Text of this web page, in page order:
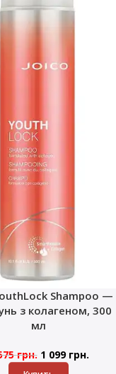
Shampoo —
з колагеном, 300
мл
грн. 1 099 грн.